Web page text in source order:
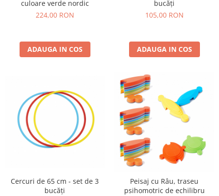
culoare verde nordic
224,00 RON
ADAUGA IN COS
bucăți
105,00 RON
ADAUGA IN COS
Cercuri de 65 cm - set de 3
bucăți
Peisaj cu Râu, traseu
psihomotric de echilibru